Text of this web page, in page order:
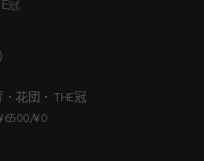
冠
花団・ THE冠
¥0